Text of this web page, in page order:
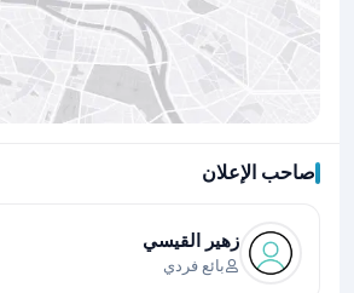
صاحب الإعلان
زهير القيسي
بائع فردي